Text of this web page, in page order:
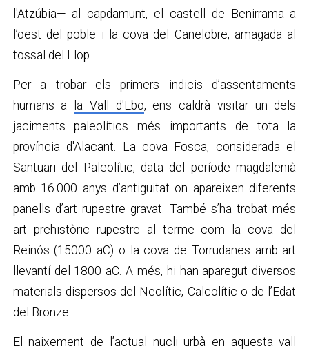
l'Atzúbia— al capdamunt, el castell de Benirrama a
l’oest del poble i la cova del Canelobre, amagada al
tossal del Llop.
Per a trobar els primers indicis d’assentaments
humans a
la Vall d'Ebo, ens caldrà visitar un dels
jaciments paleolítics més importants de tota la
província d'Alacant. La cova Fosca, considerada el
Santuari del Paleolític, data del període magdalenià
amb 16.000 anys d’antiguitat on apareixen diferents
panells d’art rupestre gravat. També s’ha trobat més
art prehistòric rupestre al terme com la cova del
Reinós (15000 aC) o la cova de Torrudanes amb art
llevantí del 1800 aC. A més, hi han aparegut diversos
materials dispersos del Neolític, Calcolític o de l’Edat
del Bronze.
El naixement de l’actual nucli urbà en aquesta vall